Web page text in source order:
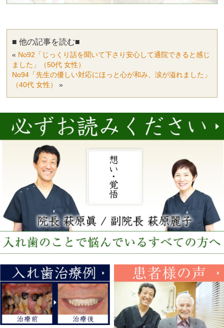
■ 他の記事を読む■
« No92「じっくり話を聞いて下さり安心して通院できると感じ
ました」（50代 女性）
No94「先生の優しい対応にほっと心が和み、涙が溢れました」
（40代 女性）
»